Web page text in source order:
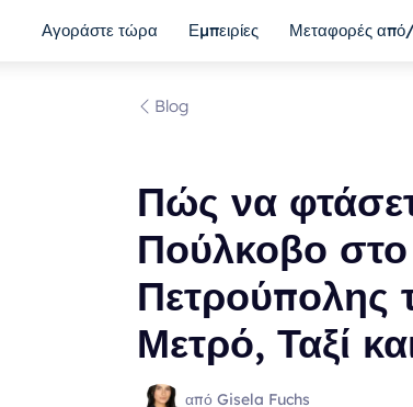
Αγοράστε τώρα Εμπειρίες Μεταφορές
Blog
Πώς να
Πούλκοβο στο
Πετρούπολης
Μετρό, Ταξί
από Gisela Fuchs